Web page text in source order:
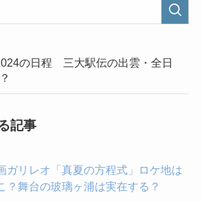
の日程 三大駅伝の出雲・全日
記事
ガリレオ「真夏の方程式」ロケ地は
？舞台の玻璃ヶ浦は実在する？